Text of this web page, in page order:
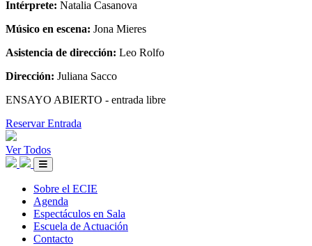
Intérprete: Natalia Casanova
Músico en escena: Jona Mieres
Asistencia de dirección: Leo Rolfo
Dirección: Juliana Sacco
ENSAYO ABIERTO - entrada libre
Reservar Entrada
Ver Todos
Sobre el ECIE
Agenda
Espectáculos en Sala
Escuela de Actuación
Contacto